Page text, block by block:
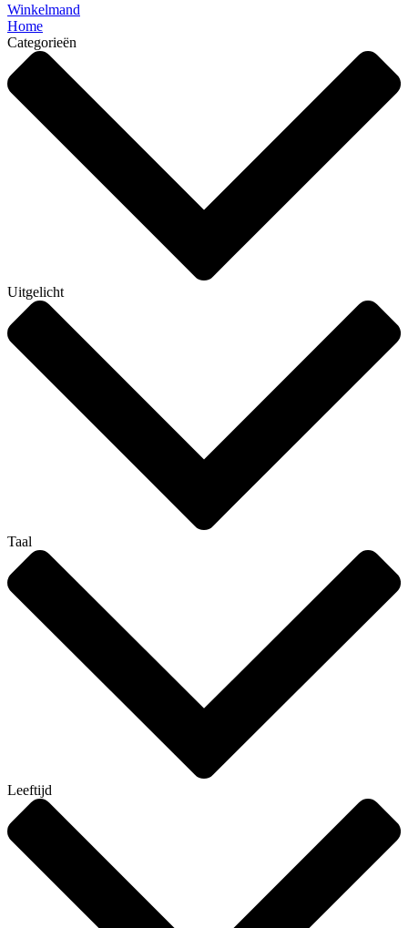
Winkelmand
Home
Categorieën
Uitgelicht
Taal
Leeftijd